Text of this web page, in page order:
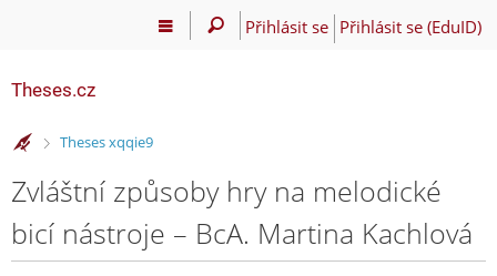
Přihlásit se Přihlásit se (EduID)
Theses.cz
>
Theses xqqie9
Zvláštní způsoby hry na melodické
bicí nástroje – BcA. Martina Kachlová